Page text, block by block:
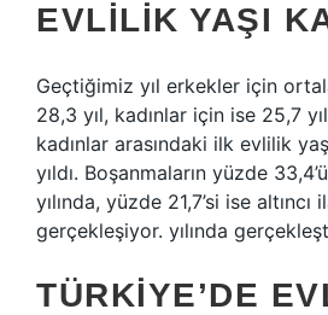
EVLILIK YAŞI
Geçtiğimiz yıl erkekler için
28,3 yıl, kadınlar için ise 25,7
kadınlar arasındaki ilk evlilik
yıldı. Boşanmaların yüzde
yılında, yüzde 21,7’si ise altıncı
gerçekleşiyor. yılında
TÜRKIYE’DE